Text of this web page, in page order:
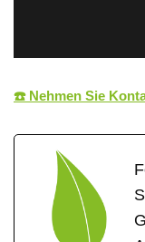
☎️ Nehmen Sie